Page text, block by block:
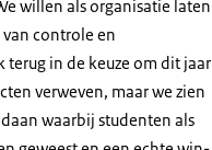
willen als organisatie laten
controle en
in de keuze om dit jaar
verweven, maar we zien
waarbij studenten als